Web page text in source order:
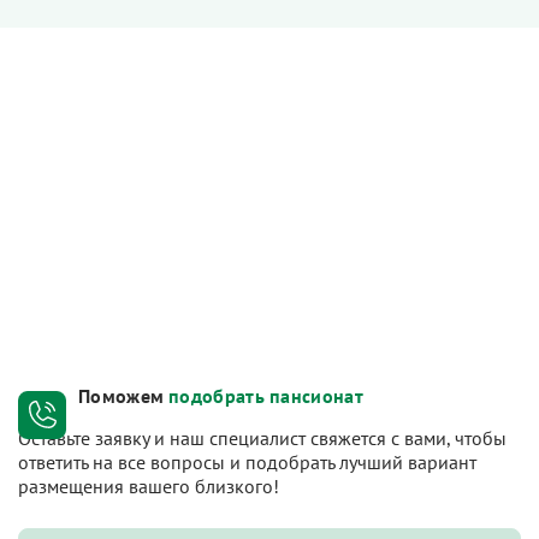
Поможем подобрать пансионат
Оставьте заявку и наш специалист свяжется с вами, чтобы
ответить на все вопросы и подобрать лучший вариант
размещения вашего близкого!